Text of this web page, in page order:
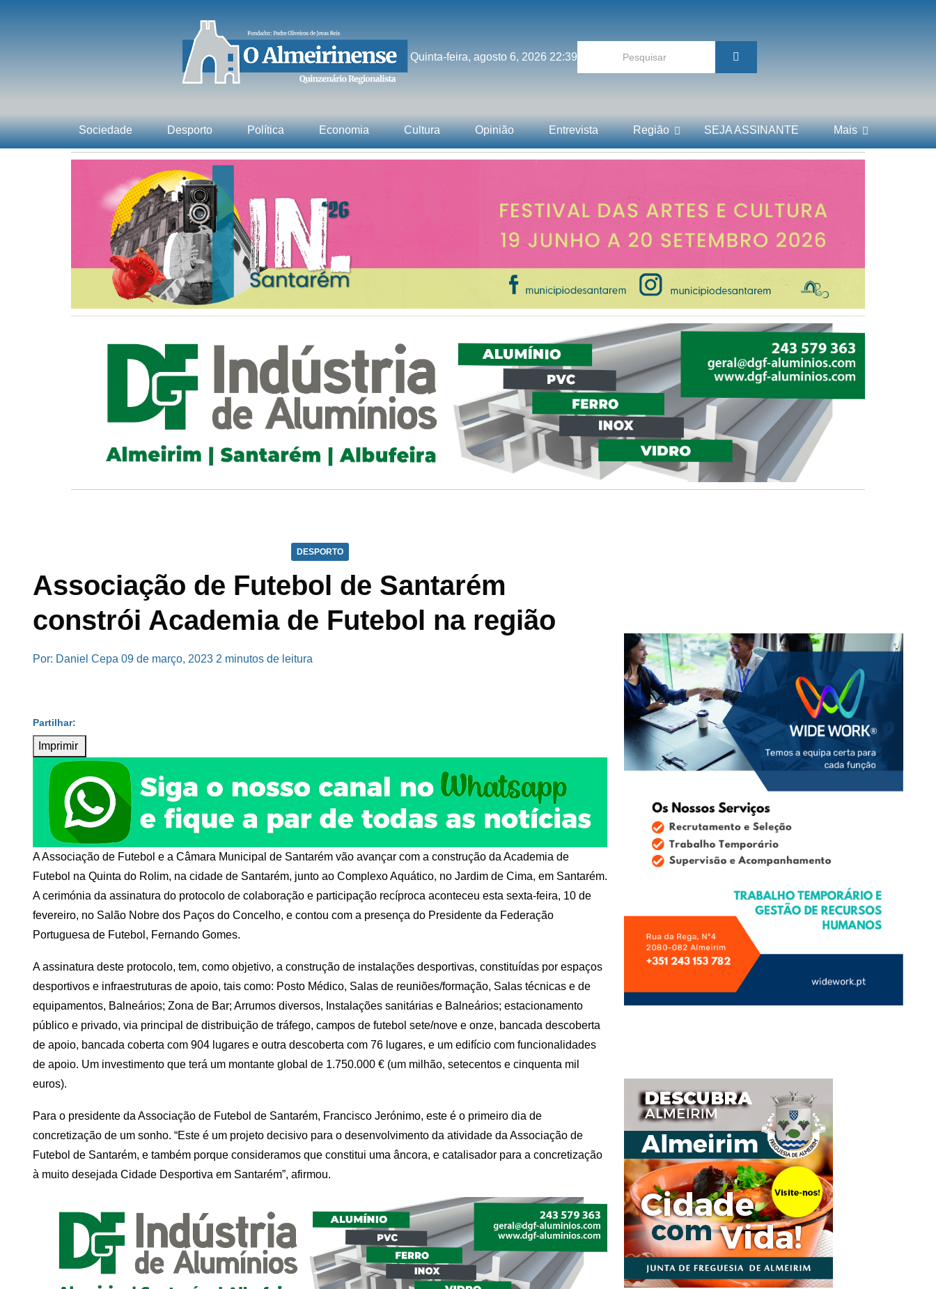
Quinta-feira, agosto 6, 2026 22:39
Sociedade Desporto Política Economia Cultura Opinião Entrevista Região SEJA ASSINANTE Mais
DESPORTO
Associação de Futebol de Santarém
constrói Academia de Futebol na região
Por: Daniel Cepa 09 de março, 2023 2 minutos de leitura
Imprimir
A Associação de Futebol e a Câmara Municipal de Santarém vão avançar com a construção da Academia de
Futebol na Quinta do Rolim, na cidade de Santarém, junto ao Complexo Aquático, no Jardim de Cima, em Santarém.
A cerimónia da assinatura do protocolo de colaboração e participação recíproca aconteceu esta sexta-feira, 10 de
fevereiro, no Salão Nobre dos Paços do Concelho, e contou com a presença do Presidente da Federação
Portuguesa de Futebol, Fernando Gomes.
A assinatura deste protocolo, tem, como objetivo, a construção de instalações desportivas, constituídas por espaços
desportivos e infraestruturas de apoio, tais como: Posto Médico, Salas de reuniões/formação, Salas técnicas e de
equipamentos, Balneários; Zona de Bar; Arrumos diversos, Instalações sanitárias e Balneários; estacionamento
público e privado, via principal de distribuição de tráfego, campos de futebol sete/nove e onze, bancada descoberta
de apoio, bancada coberta com 904 lugares e outra descoberta com 76 lugares, e um edifício com funcionalidades
de apoio. Um investimento que terá um montante global de 1.750.000 € (um milhão, setecentos e cinquenta mil
euros).
Para o presidente da Associação de Futebol de Santarém, Francisco Jerónimo, este é o primeiro dia de
concretização de um sonho. “Este é um projeto decisivo para o desenvolvimento da atividade da Associação de
Futebol de Santarém, e também porque consideramos que constitui uma âncora, e catalisador para a concretização
à muito desejada Cidade Desportiva em Santarém”, afirmou.